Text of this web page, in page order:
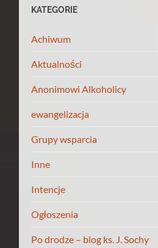
KATEGORIE
Achiwum
Aktualności
Anonimowi Alkoholicy
ewangelizacja
Grupy wsparcia
Inne
Intencje
Ogłoszenia
Po drodze – blog ks. J. Sochy